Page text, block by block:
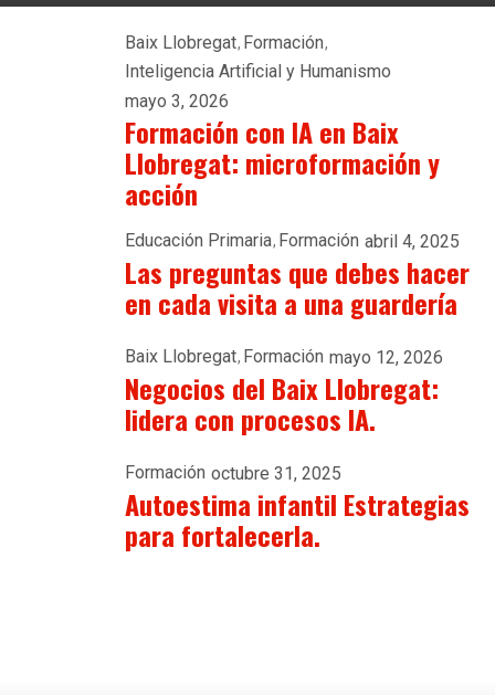
Baix Llobregat Formación
Inteligencia Artificial y Humanismo
mayo 3, 2026
Formación con IA en Baix
Llobregat: microformación y
acción
Educación Primaria Formación abril 4, 2025
Las preguntas que debes hacer
en cada visita a una guardería
Baix Llobregat Formación mayo 12, 2026
Negocios del Baix Llobregat:
lidera con procesos IA.
Formación octubre 31, 2025
Autoestima infantil Estrategias
para fortalecerla.